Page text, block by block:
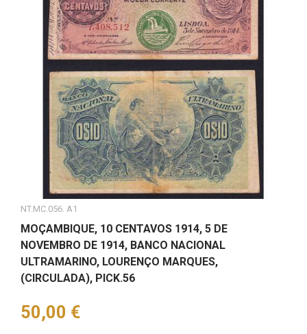
NT.MC.056. A1
MOÇAMBIQUE, 10 CENTAVOS 1914, 5 DE
NOVEMBRO DE 1914, BANCO NACIONAL
ULTRAMARINO, LOURENÇO MARQUES,
(CIRCULADA), PICK.56
Preço
50,00 €